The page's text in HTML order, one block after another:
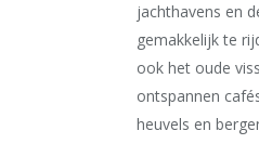
jachthavens en
gemakkelijk te
ook het oude
ontspannen
heuvels en